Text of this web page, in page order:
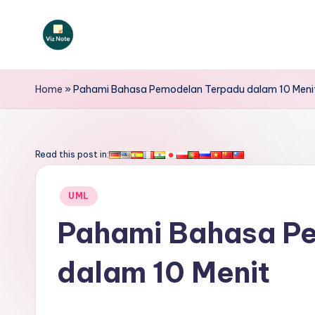
V
iz
o
Home »Pahami Bahasa Pemodelan Terpadu dalam 10
Read this post in:
Posted
UML
Pahami Bahasa
dalam 10 Menit